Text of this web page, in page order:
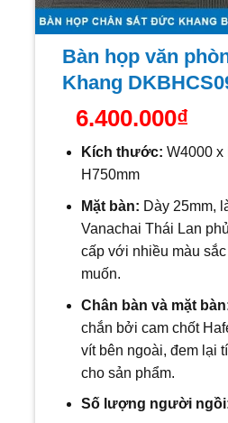
Bàn họp văn
Khang
6.400.000₫
Kích thước: W4000 x
H750mm
Mặt bàn: Dày 25mm,
Vanachai Thái Lan
cấp với nhiều màu
muốn.
Chân bàn và mặt
chắn bởi cam chốt
vít bên ngoài, đem lại
cho sản phẩm.
Số lượng người